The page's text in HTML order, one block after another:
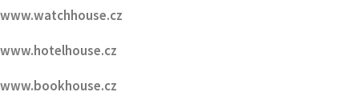
www.bookhouse.cz
www.kidshouse.cz
www.runhouse.cz